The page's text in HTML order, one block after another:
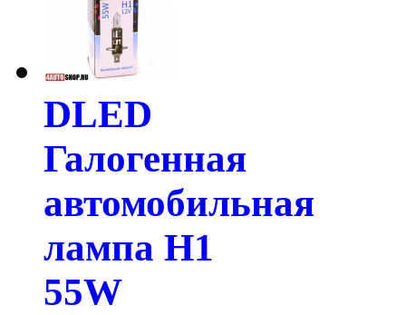
DLED
Галогенная
автомобильная
лампа H1
55W